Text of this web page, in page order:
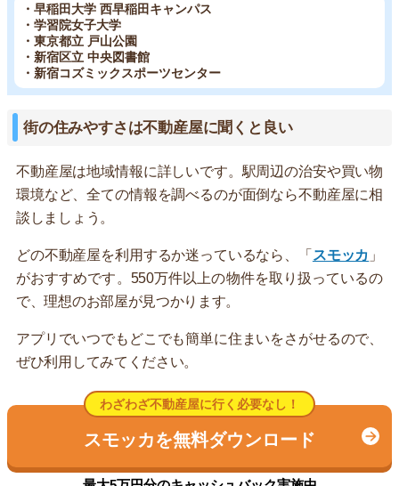
・早稲田大学 西早稲田キャンパス
・学習院女子大学
・東京都立 戸山公園
・新宿区立 中央図書館
・新宿コズミックスポーツセンター
街の住みやすさは不動産屋に聞くと良い
不動産屋は地域情報に詳しいです。駅周辺の治安や買い物
環境など、全ての情報を調べるのが面倒なら不動産屋に相
談しましょう。
どの不動産屋を利用するか迷っているなら、「 スモッカ 」
がおすすめです。550万件以上の物件を取り扱っているの
で、理想のお部屋が見つかります。
アプリでいつでもどこでも簡単に住まいをさがせるので、
ぜひ利用してみてください。
わざわざ不動産屋に行く必要なし！
スモッカを無料ダウンロード